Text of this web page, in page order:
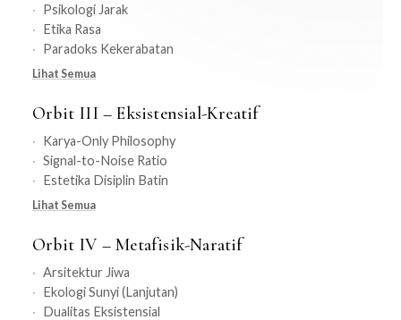
Psikologi Jarak
Etika Rasa
Paradoks Kekerabatan
Lihat Semua
Orbit III – Eksistensial-Kreatif
Karya-Only Philosophy
Signal-to-Noise Ratio
Estetika Disiplin Batin
Lihat Semua
Orbit IV – Metafisik-Naratif
Arsitektur Jiwa
Ekologi Sunyi (Lanjutan)
Dualitas Eksistensial